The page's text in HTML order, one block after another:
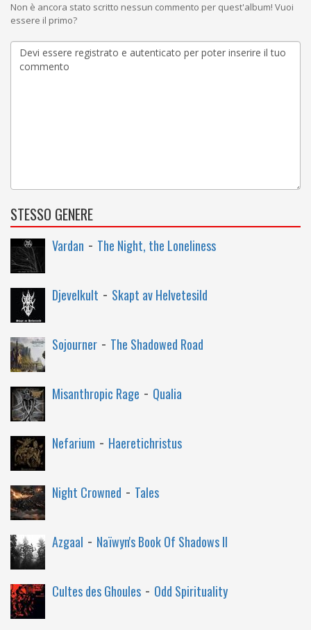
Non è ancora stato scritto nessun commento per quest'album! Vuoi
essere il primo?
STESSO GENERE
Vardan - The Night, the Loneliness
Djevelkult - Skapt av Helvetesild
Sojourner - The Shadowed Road
Misanthropic Rage - Qualia
Nefarium - Haeretichristus
Night Crowned - Tales
Azgaal - Naïwyn's Book Of Shadows II
Cultes des Ghoules - Odd Spirituality